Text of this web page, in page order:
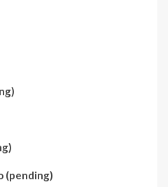
(pending)